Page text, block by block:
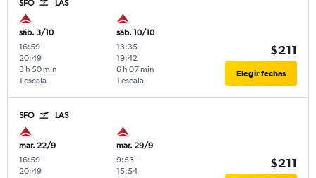
SFO LAS
sáb. 3/10
16:59-
20:49
1 escala
3 h 50 min
sáb. 10/10
13:35-
19:42
1 escala
6 h 07 min
$211
Elegir fechas
SFO LAS
mar. 22/9
16:59-
20:49
mar. 29/9
9:53-
15:54
$211